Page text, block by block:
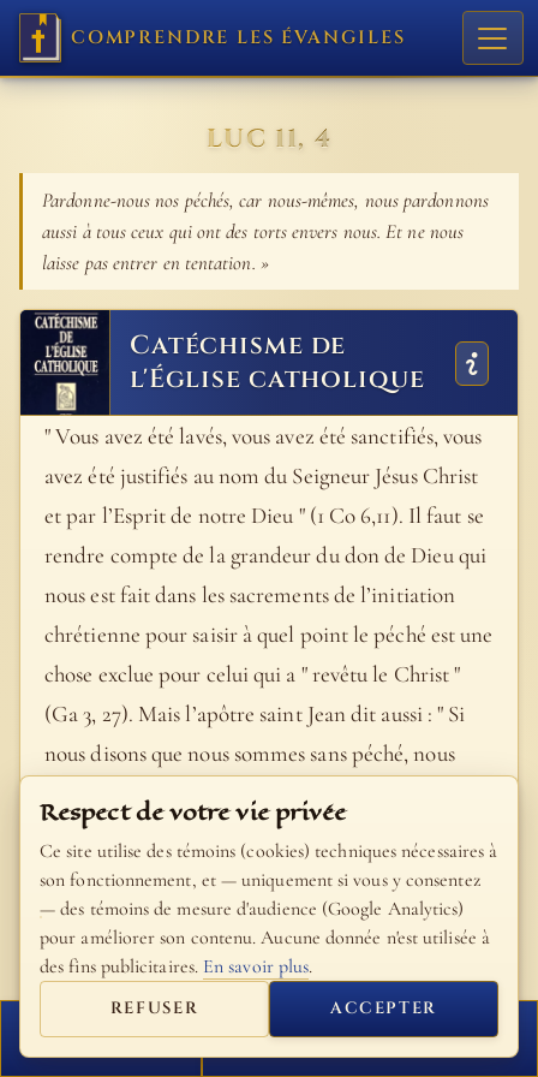
COMPRENDRE LES ÉVANGILES
LUC 11, 4
Pardonne-nous nos péchés, car nous-mêmes, nous pardonnons
aussi à tous ceux qui ont des torts envers nous. Et ne nous
laisse pas entrer en tentation. »
Catéchisme de
l'Église catholique
" Vous avez été lavés, vous avez été sanctifiés, vous
avez été justifiés au nom du Seigneur Jésus Christ
et par l’Esprit de notre Dieu " (1 Co 6,11). Il faut se
rendre compte de la grandeur du don de Dieu qui
nous est fait dans les sacrements de l’initiation
chrétienne pour saisir à quel point le péché est une
chose exclue pour celui qui a " revêtu le Christ "
(Ga 3, 27). Mais l’apôtre saint Jean dit aussi : " Si
nous disons que nous sommes sans péché, nous
nous abusons nous-mêmes, et la vérité n’est point
en nous " (1 Jn 1,8). Et le Seigneur lui-même nous a
enseigné de prier : " Pardonne-nous nos offenses "
(Lc 11,4) en liant le pardon mutuel de nos offenses
au pardon que Dieu accordera à nos péchés.
- Catéchisme de l'Église catholique, #1425
FERMER PROCHAIN VERSET
Respect de votre vie privée
Ce site utilise des témoins (cookies) techniques nécessaires à
son fonctionnement, et — uniquement si vous y consentez
— des témoins de mesure d'audience (Google Analytics)
pour améliorer son contenu. Aucune donnée n'est utilisée à
des fins publicitaires. En savoir plus.
REFUSER ACCEPTER